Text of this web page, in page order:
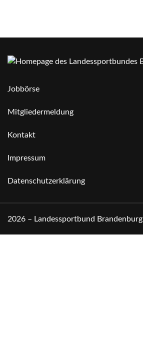
Jobbörse
Mitgliedermeldung
Kontakt
Impressum
Datenschutzerklärung
2026 – Landessportbund Brandenburg